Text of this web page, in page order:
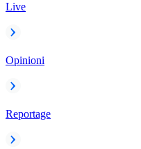
Live
Opinioni
Reportage